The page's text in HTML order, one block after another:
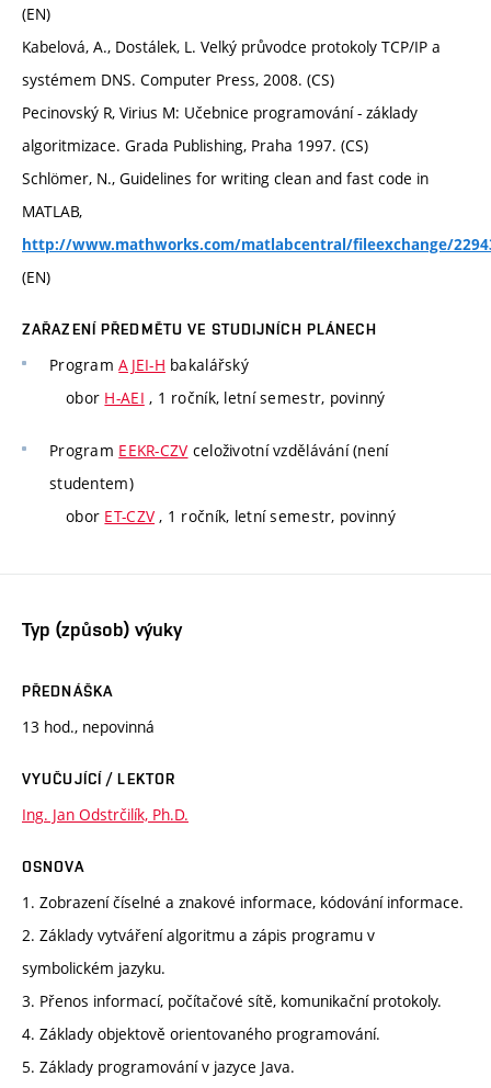
(EN)
Kabelová, A., Dostálek, L. Velký průvodce protokoly TCP/IP a
systémem DNS. Computer Press, 2008. (CS)
Pecinovský R, Virius M: Učebnice programování - základy
algoritmizace. Grada Publishing, Praha 1997. (CS)
Schlömer, N., Guidelines for writing clean and fast code in
MATLAB,
http://www.mathworks.com/matlabcentral/fileexchange/
(EN)
ZAŘAZENÍ PŘEDMĚTU VE STUDIJNÍCH PLÁNECH
ProgramAJEI-H bakalářský
obor H-AEI , 1 ročník, letní semestr, povinný
Program EEKR-CZV celoživotní vzdělávání (není
studentem)
obor ET-CZV , 1 ročník, letní semestr, povinný
Typ (způsob) výuky
PŘEDNÁŠKA
13 hod., nepovinná
VYUČUJÍCÍ / LEKTOR
Ing. Jan Odstrčilík, Ph.D.
OSNOVA
1. Zobrazení číselné a znakové informace, kódování informace.
2. Základy vytváření algoritmu a zápis programu v
symbolickém jazyku.
3. Přenos informací, počítačové sítě, komunikační protokoly.
4. Základy objektově orientovaného programování.
5. Základy programování v jazyce Java.